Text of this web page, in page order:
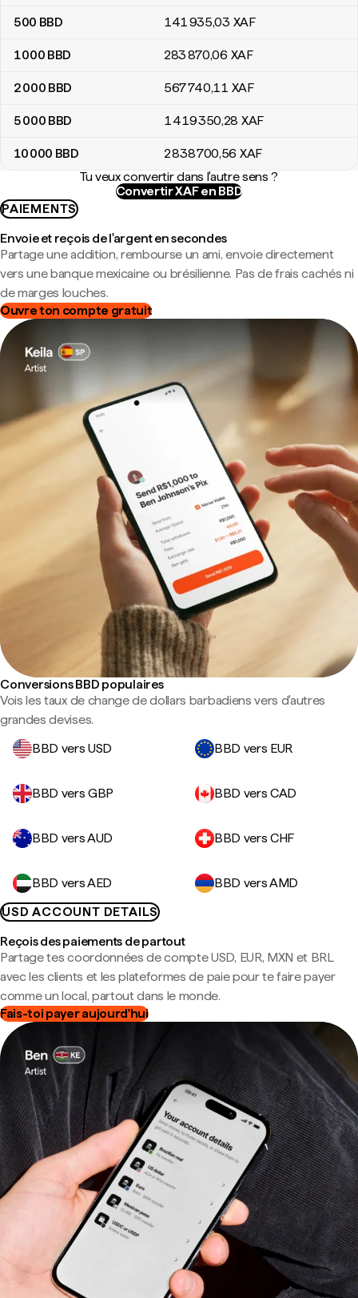
500 BBD 141 935,03 XAF
1 000 BBD 283 870,06 XAF
2 000 BBD 567 740,11 XAF
5 000 BBD 1 419 350,28 XAF
10 000 BBD 2 838 700,56 XAF
Tu veux convertir dans l'autre sens ?
Convertir XAF en BBD
PAIEMENTS
Envoie et reçois de l'argent en secondes
Partage une addition, rembourse un ami, envoie directement
vers une banque mexicaine ou brésilienne. Pas de frais cachés ni
de marges louches.
Ouvre ton compte gratuit
Conversions BBD populaires
Vois les taux de change de dollars barbadiens vers d'autres
grandes devises.
BBD vers USD
BBD vers EUR
BBD vers GBP BBD vers CAD
BBD vers AUD BBD vers CHF
BBD vers AED
BBD vers AMD
USD ACCOUNT DETAILS
Reçois des paiements de partout
Partage tes coordonnées de compte USD, EUR, MXN et BRL
avec les clients et les plateformes de paie pour te faire payer
comme un local, partout dans le monde.
Fais-toi payer aujourd'hui